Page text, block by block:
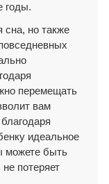
годы.
сна, но также
перемещать
вам
идеальное
можете быть
потеряет